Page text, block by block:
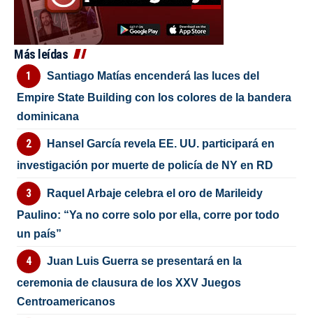
Más leídas
Santiago Matías encenderá las luces del
Empire State Building con los colores de la bandera
dominicana
Hansel García revela EE. UU. participará en
investigación por muerte de policía de NY en RD
Raquel Arbaje celebra el oro de Marileidy
Paulino: “Ya no corre solo por ella, corre por todo
un país”
Juan Luis Guerra se presentará en la
ceremonia de clausura de los XXV Juegos
Centroamericanos